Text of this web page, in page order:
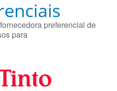
preferencial de